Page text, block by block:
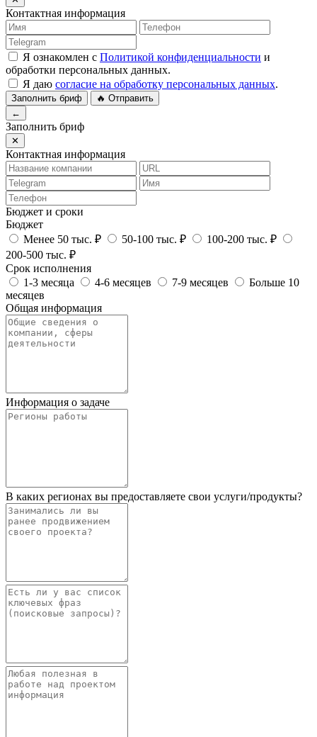
Контактная информация
Я ознакомлен с Политикой конфиденциальности и
обработки персональных данных.
Я даю согласие на обработку персональных данных.
Заполнить бриф
🔥 Отправить
←
Заполнить бриф
✕
Контактная информация
Бюджет и сроки
Бюджет
Менее 50 тыс. ₽
50-100 тыс. ₽
100-200 тыс. ₽
200-500 тыс. ₽
Срок исполнения
1-3 месяца
4-6 месяцев 7-9 месяцев
Больше 10
месяцев
Общая информация
Информация о задаче
В каких регионах вы предоставляете свои услуги/продукты?